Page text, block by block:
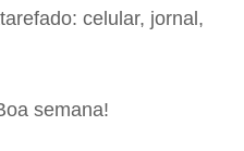
celular, jornal,
semana!